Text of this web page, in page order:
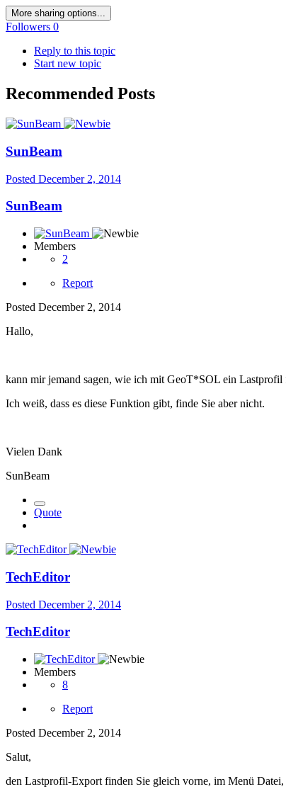
More sharing options...
Followers 0
Reply to this topic
Start new topic
Recommended Posts
SunBeam
Posted December 2, 2014
SunBeam
Members
2
Report
Posted December 2, 2014
Hallo,
kann mir jemand sagen, wie ich mit GeoT*SOL ein
Ich weiß, dass es diese Funktion gibt, finde Sie aber nicht.
Vielen Dank
SunBeam
Quote
TechEditor
Posted December 2, 2014
TechEditor
Members
8
Report
Posted December 2, 2014
Salut,
den Lastprofil-Export finden Sie gleich vorne, im Menü